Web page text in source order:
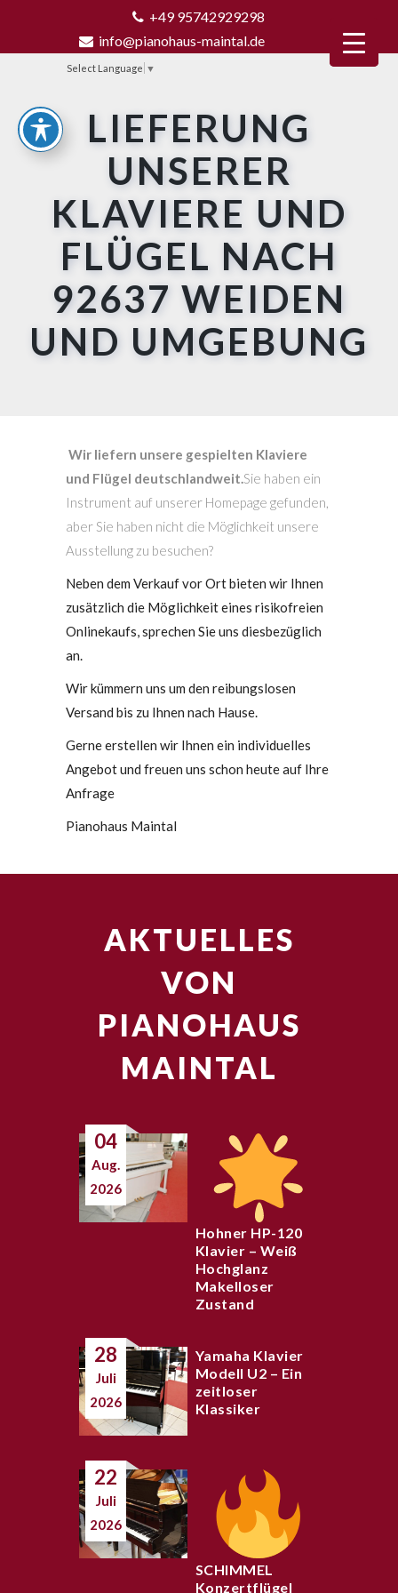
+49 95742929298
info@pianohaus-maintal.de
Select Language ▼
LIEFERUNG
UNSERER
KLAVIERE UND
FLÜGEL NACH
92637 WEIDEN
UND UMGEBUNG
Wir liefern unsere gespielten Klaviere
und Flügel deutschlandweit.Sie haben ein
Instrument auf unserer Homepage gefunden,
aber Sie haben nicht die Möglichkeit unsere
Ausstellung zu besuchen?
Neben dem Verkauf vor Ort bieten wir Ihnen
zusätzlich die Möglichkeit eines risikofreien
Onlinekaufs, sprechen Sie uns diesbezüglich
an.
Wir kümmern uns um den reibungslosen
Versand bis zu Ihnen nach Hause.
Gerne erstellen wir Ihnen ein individuelles
Angebot und freuen uns schon heute auf Ihre
Anfrage
Pianohaus Maintal
AKTUELLES
VON
PIANOHAUS
MAINTAL
04
Aug.
2026
Hohner HP-120
Klavier – Weiß
Hochglanz
Makelloser
Zustand
28
Juli
2026
Yamaha Klavier
Modell U2 – Ein
zeitloser
Klassiker
22
Juli
2026
SCHIMMEL
Konzertflügel